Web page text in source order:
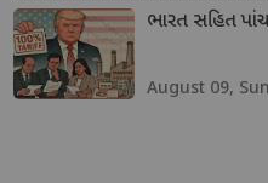
ભારત સહિત
August 09,